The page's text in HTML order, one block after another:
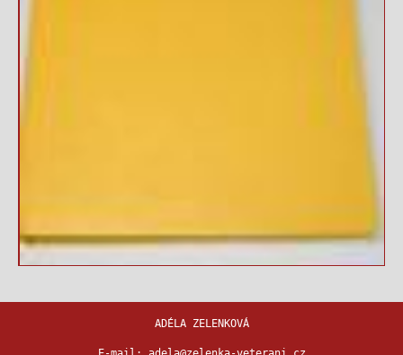
ADÉLA ZELENKOVÁ